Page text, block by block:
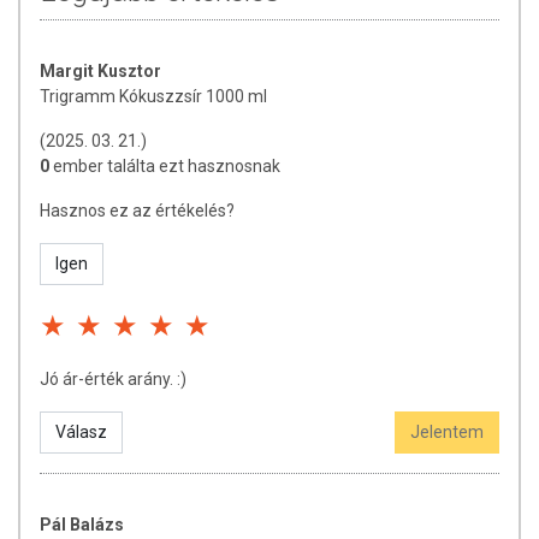
Margit Kusztor
Trigramm Kókuszzsír 1000 ml
(2025. 03. 21.)
0ember találta ezt hasznosnak
Hasznos ez az értékelés?
Igen
Jó ár-érték arány. :)
Válasz Jelentem
Pál Balázs